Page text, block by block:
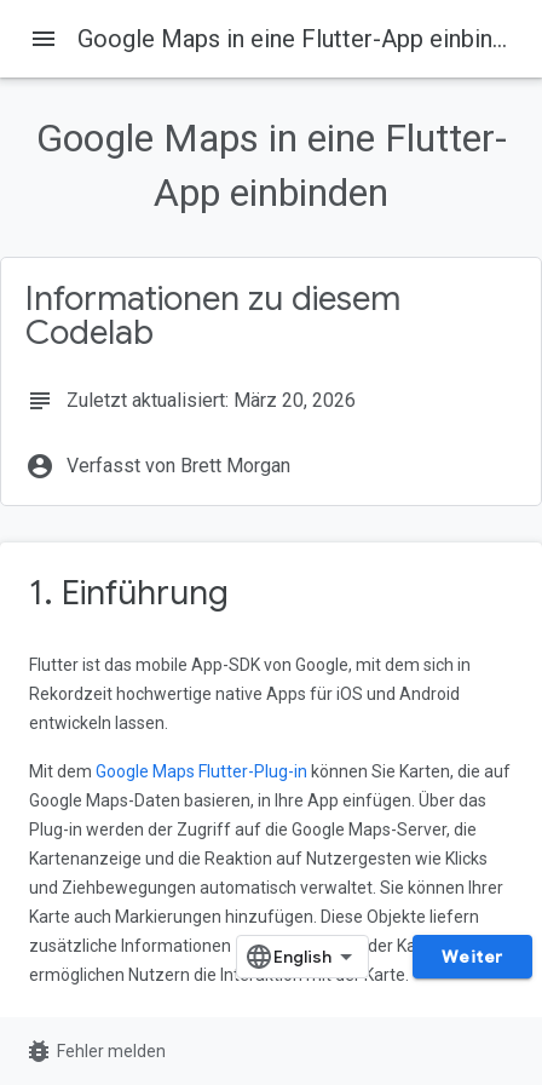
Auf dieser Seite
2. Flutter-Umgebung einrichten
menu Google Maps in eine Flutter-App einbinden
Google Maps in eine Flutter-
App einbinden
Informationen zu diesem
Codelab
subject Zuletzt aktualisiert: März 20, 2026
account_circle Verfasst von Brett Morgan
1. Einführung
Flutter ist das mobile App-SDK von Google, mit dem sich in
Rekordzeit hochwertige native Apps für iOS und Android
entwickeln lassen.
Mit dem Google Maps Flutter-Plug-in können Sie Karten, die auf
Google Maps-Daten basieren, in Ihre App einfügen. Über das
Plug-in werden der Zugriff auf die Google Maps-Server, die
Kartenanzeige und die Reaktion auf Nutzergesten wie Klicks
und Ziehbewegungen automatisch verwaltet. Sie können Ihrer
Karte auch Markierungen hinzufügen. Diese Objekte liefern
zusätzliche Informationen zu den Orten auf der Karte und
ermöglichen Nutzern die Interaktion mit der Karte.
Weiter
bug_report Fehler melden